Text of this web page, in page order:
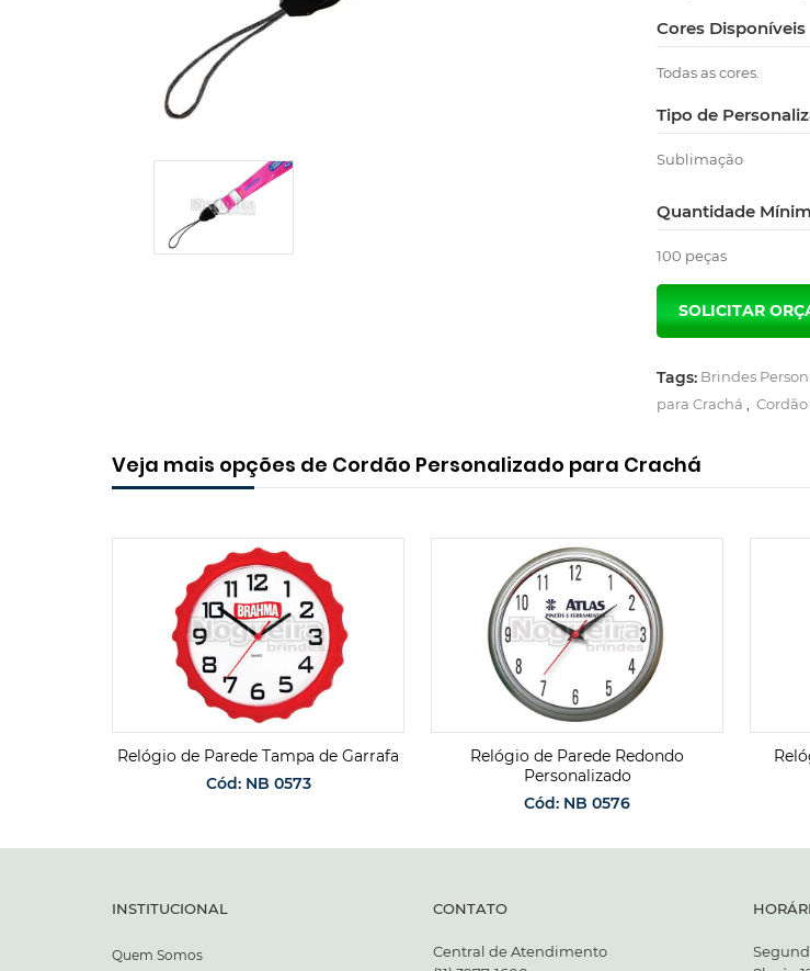
Cores Disponíveis
Todas as cores.
Tipo de
Sublimação
Quantidade
100 peças
Tags: Brindes
para Crachá
Veja mais opções de Cordão Personalizado para Crachá
Relógio de Parede Tampa de Garrafa
Cód: NB 0573
SOLICITAR ORÇAMENTO
Relógio de Parede Redondo
Personalizado
Cód: NB 0576
INSTITUCIONAL
Quem Somos
CONTATO
Central de Atendimento